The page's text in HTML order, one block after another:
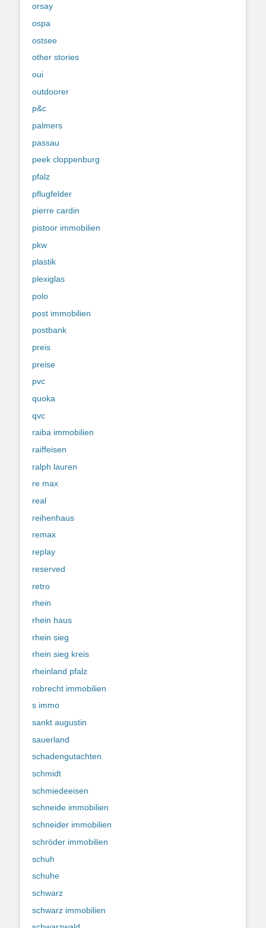
orsay
ospa
ostsee
other stories
oui
outdoorer
p&c
palmers
passau
peek cloppenburg
pfalz
pflugfelder
pierre cardin
pistoor immobilien
pkw
plastik
plexiglas
polo
post immobilien
postbank
preis
preise
pvc
quoka
qvc
raiba immobilien
raiffeisen
ralph lauren
re max
real
reihenhaus
remax
replay
reserved
retro
rhein
rhein haus
rhein sieg
rhein sieg kreis
rheinland pfalz
robrecht immobilien
s immo
sankt augustin
sauerland
schadengutachten
schmidt
schmiedeeisen
schneide immobilien
schneider immobilien
schröder immobilien
schuh
schuhe
schwarz
schwarz immobilien